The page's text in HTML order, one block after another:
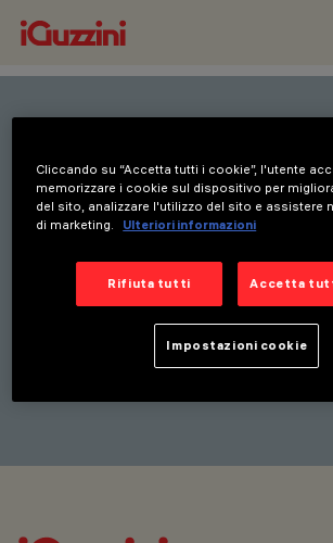
Rimani aggiornato
nostre ultime
Iscriviti alla nostra
newsletter per
aggiornamenti su
prodotti, fiere e
Cliccando su “Accetta tutti i cookie”, l'utente
memorizzare i cookie sul dispositivo per
del sito, analizzare l'utilizzo del sito e assistere
di marketing.
Ulteriori informazioni
Rifiuta tutti Accetta
Impostazioni cookie